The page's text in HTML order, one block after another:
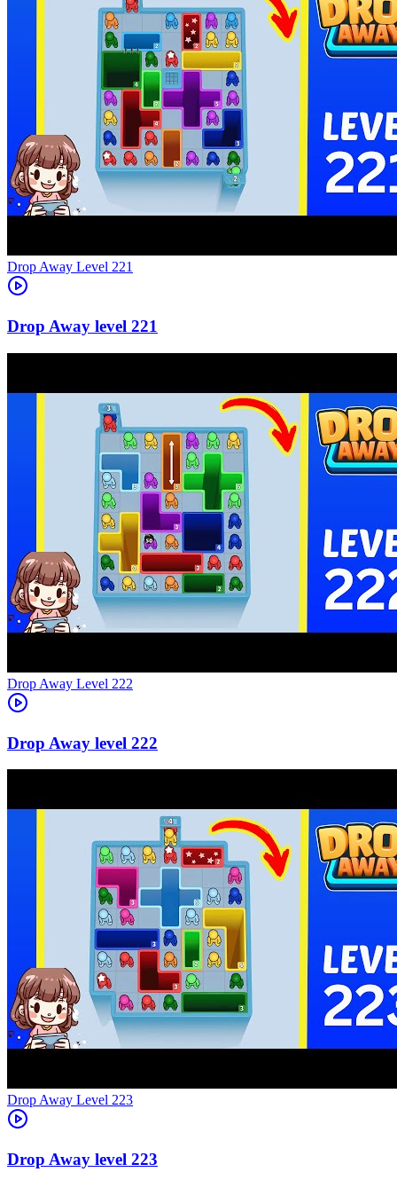
Level 221
221
Level 222
222
Level 223
223